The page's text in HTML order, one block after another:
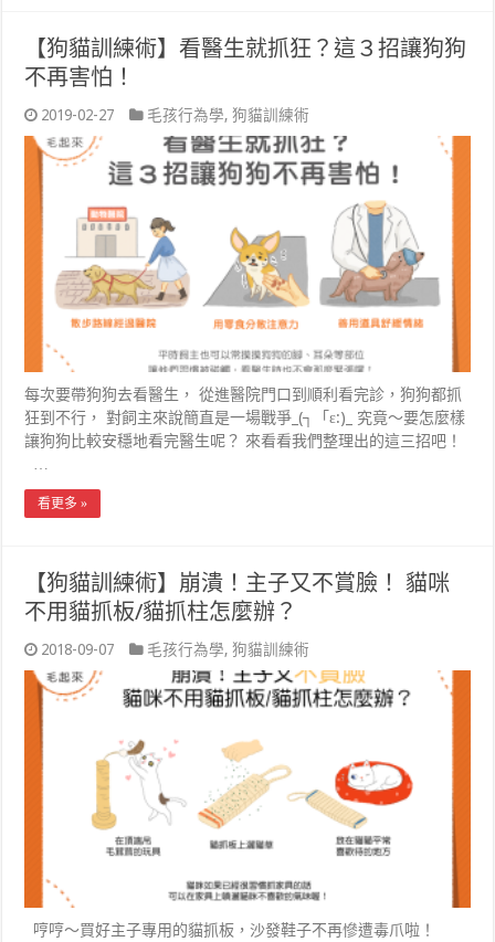
【狗貓訓練術】看醫生就抓狂？這３招讓狗狗
不再害怕！
2019-02-27 毛孩行為學,狗貓訓練術
每次要帶狗狗去看醫生， 從進醫院門口到順利看完診，狗狗都抓
狂到不行， 對飼主來說簡直是一場戰爭_(┐「ε:)_ 究竟～要怎麼樣
讓狗狗比較安穩地看完醫生呢？ 來看看我們整理出的這三招吧！
…
看更多 »
【狗貓訓練術】崩潰！主子又不賞臉！ 貓咪
不用貓抓板/貓抓柱怎麼辦？
2018-09-07 毛孩行為學,狗貓訓練術
哼哼～買好主子專用的貓抓板，沙發鞋子不再慘遭毒爪啦！